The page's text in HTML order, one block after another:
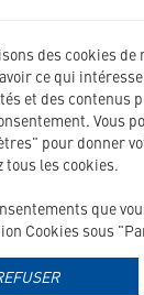
Agents de
Aliment pour
App
des cookies
ce qui
et des contenus
Vous
pour donner
les cookies.
que
Cookies sous